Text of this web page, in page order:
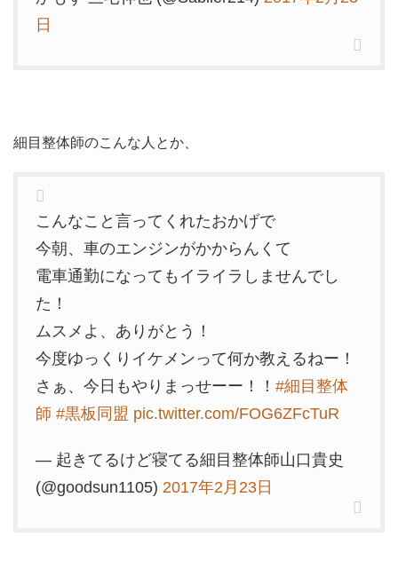
日
細目整体師のこんな人とか、
こんなこと言ってくれたおかげで
今朝、車のエンジンがかからんくて
電車通勤になってもイライラしませんでし
た！
ムスメよ、ありがとう！
今度ゆっくりイケメンって何か教えるねー！
さぁ、今日もやりまっせーー！！ #細目整体
師 #黒板同盟 pic.twitter.com/FOG6ZFcTuR
— 起きてるけど寝てる細目整体師山口貴史
(@goodsun1105) 2017年2月23日